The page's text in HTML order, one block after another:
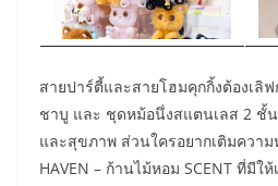
สายปาร์ตี้และสายโฮมคุกกิ้งต้องเลิฟ
ชาบู และ ชุดหม้อนึ่งสแตนเลส 2 ชั้
และสุขภาพ ส่วนใครอยากเติมควา
HAVEN – ก้านไม้หอม SCENT ที่มีใ